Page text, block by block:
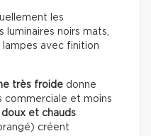
les
luminaires noirs mats,
lampes avec finition
très froide donne
commerciale et moins
doux et chauds
créent